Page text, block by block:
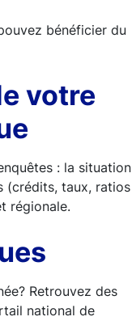
bénéficier du
votre
: la situation
(crédits, taux, ratios
régionale.
Retrouvez des
national de